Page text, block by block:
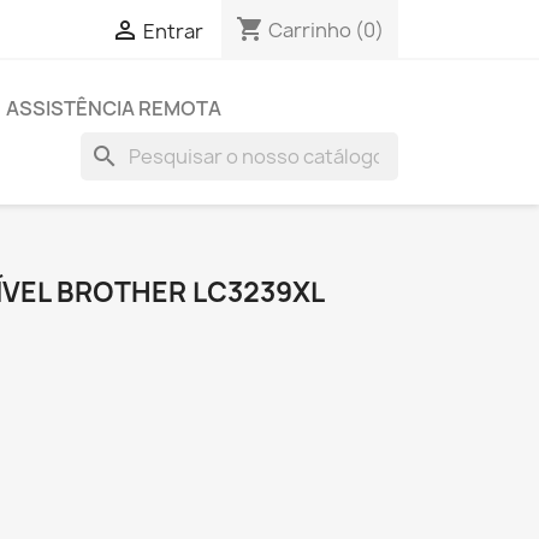
 Entrar shopping_cart Carrinho (0)
ASSISTÊNCIA REMOTA
search
BROTHER LC3239XL